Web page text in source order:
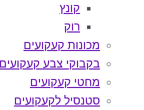
קונץ
רוק
מכונות קעקועים
בקבוקי צבע קעקועים
מחטי קעקועים
סטנסיל לקעקועים